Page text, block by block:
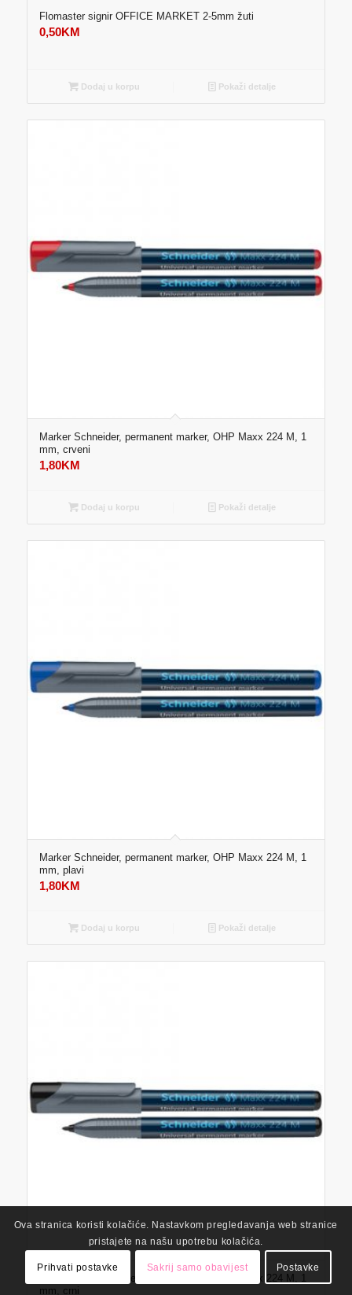
Flomaster signir OFFICE MARKET 2-5mm žuti
0,50KM
Dodaj u korpu Pokaži detalje
Marker Schneider, permanent marker, OHP Maxx 224 M, 1
mm, crveni
1,80KM
Dodaj u korpu Pokaži detalje
Marker Schneider, permanent marker, OHP Maxx 224 M, 1
mm, plavi
1,80KM
Dodaj u korpu Pokaži detalje
Marker Schneider, permanent marker, OHP Maxx 224 M, 1
mm, crni
Ova stranica koristi kolačiće. Nastavkom pregledavanja web stranice
pristajete na našu upotrebu kolačića.
Prihvati postavke Sakrij samo obavijest Postavke